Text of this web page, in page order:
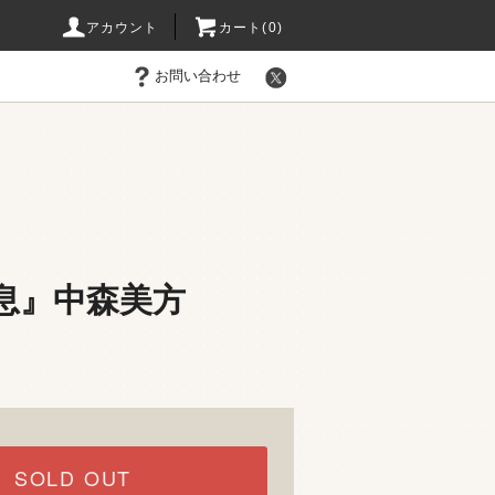
アカウント カート(0)
お問い合わせ
』中森美方
SOLD OUT